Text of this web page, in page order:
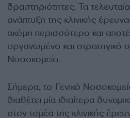
δραστηριότητες. Τα
ανάπτυξη της κλινικής
ακόμη περισσότερο και
οργανωμένο και στρατηγικό
Νοσοκομείο.
Σήμερα, το Γενικό
διαθέτει μία ιδιαίτερα
στον τομέα της κλινικής